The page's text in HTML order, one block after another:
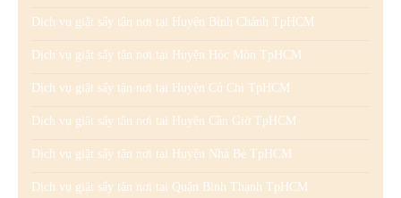
Dịch vụ giặt sấy tận nơi tại Huyện Bình Chánh TpHCM
Dịch vụ giặt sấy tận nơi tại Huyện Hóc Môn TpHCM
Dịch vụ giặt sấy tận nơi tại Huyện Củ Chi TpHCM
Dịch vụ giặt sấy tận nơi tại Huyện Cần Giờ TpHCM
Dịch vụ giặt sấy tận nơi tại Huyện Nhà Bè TpHCM
Dịch vụ giặt sấy tận nơi tại Quận Bình Thạnh TpHCM